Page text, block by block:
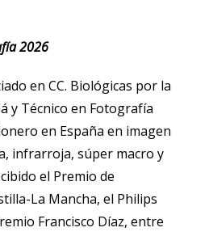
2026
en CC. Biológicas por la
y Técnico en Fotografía
en España en imagen
infrarroja, súper macro y
el Premio de
La Mancha, el Philips
Francisco Díaz, entre